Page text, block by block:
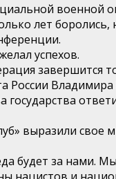
военной
лет
успехов.
завершится
России
выразили
будет за